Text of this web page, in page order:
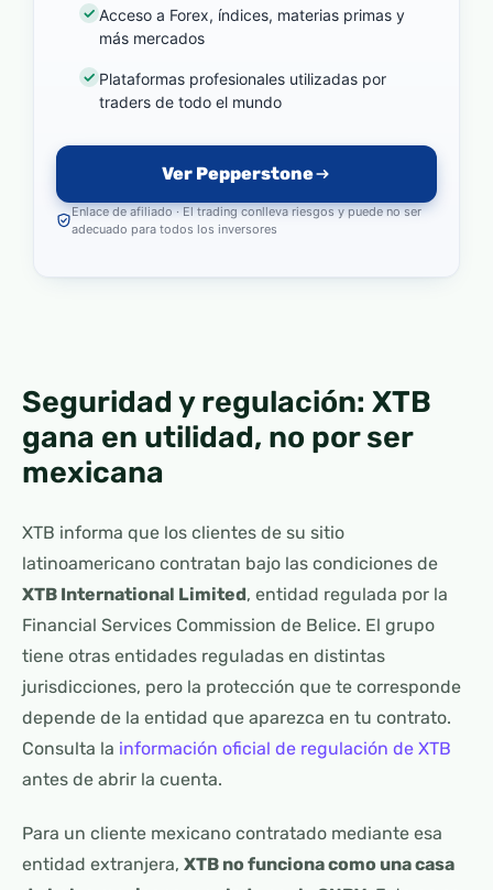
Acceso a Forex, índices, materias primas y
más mercados
Plataformas profesionales utilizadas por
traders de todo el mundo
Ver Pepperstone
Enlace de afiliado · El trading conlleva riesgos y puede no ser
adecuado para todos los inversores
Seguridad y regulación: XTB
gana en utilidad, no por ser
mexicana
XTB informa que los clientes de su sitio
latinoamericano contratan bajo las condiciones de
XTB International Limited, entidad regulada por la
Financial Services Commission de Belice. El grupo
tiene otras entidades reguladas en distintas
jurisdicciones, pero la protección que te corresponde
depende de la entidad que aparezca en tu contrato.
Consulta la información oficial de regulación de XTB
antes de abrir la cuenta.
Para un cliente mexicano contratado mediante esa
entidad extranjera, XTB no funciona como una casa